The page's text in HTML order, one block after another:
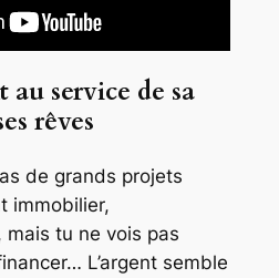
service de sa
rêves
de grands projets
immobilier,
mais tu ne vois pas
L’argent semble